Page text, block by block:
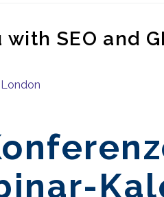
SEO and